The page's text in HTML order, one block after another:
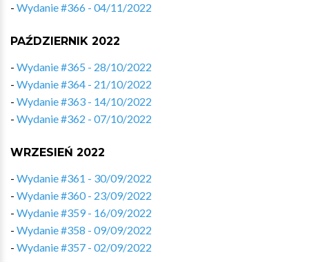
- Wydanie #366 - 04/11/2022
PAŹDZIERNIK 2022
- Wydanie #365 - 28/10/2022
- Wydanie #364 - 21/10/2022
- Wydanie #363 - 14/10/2022
- Wydanie #362 - 07/10/2022
WRZESIEŃ 2022
- Wydanie #361 - 30/09/2022
- Wydanie #360 - 23/09/2022
- Wydanie #359 - 16/09/2022
- Wydanie #358 - 09/09/2022
- Wydanie #357 - 02/09/2022